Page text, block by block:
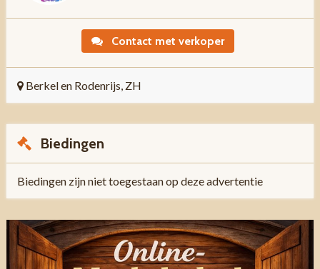
Contact met verkoper
Berkel en Rodenrijs, ZH
Biedingen
Biedingen zijn niet toegestaan op deze advertentie